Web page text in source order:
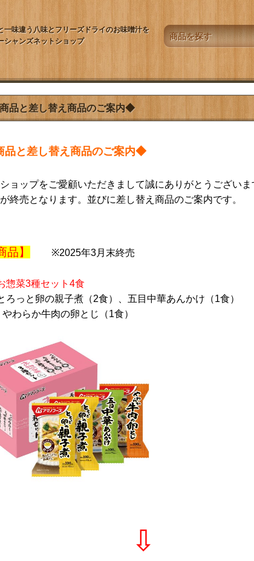
一味違う八味とフリーズドライのお味噌汁を
シャンズネットショップ
品と差し替え商品のご案内◆
と差し替え商品のご案内◆
ョップをご愛顧いただきまして誠にありがとうございま
終売となります。並びに差し替え商品のご案内です。
品】 ※2025年3月末終売
惣菜3種セット4食
っと卵の親子煮（2食）、五目中華あんかけ（1食）
わらか牛肉の卵とじ（1食）
⇩